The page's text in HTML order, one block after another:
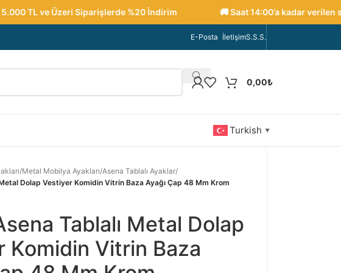
TL ve Üzeri Siparişlerde %20 İndirim 🚚 Saat 14:00’a kadar verilen
E-Posta İletişimS.S.S.
0,00₺
Turkish ▼
/Metal Mobilya Ayakları/Asena Tablalı Ayaklar/
Dolap Vestiyer Komidin Vitrin Baza Ayağı Çap 48 Mm Krom
Tablalı Metal Dolap
Komidin Vitrin Baza